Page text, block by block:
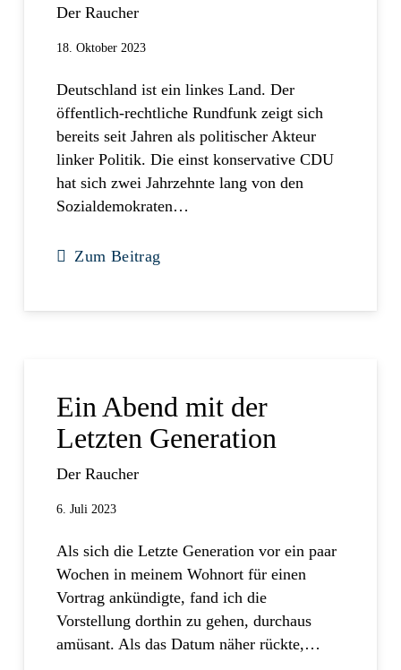
Der Raucher
18. Oktober 2023
Deutschland ist ein linkes Land. Der
öffentlich-rechtliche Rundfunk zeigt sich
bereits seit Jahren als politischer Akteur
linker Politik. Die einst konservative CDU
hat sich zwei Jahrzehnte lang von den
Sozialdemokraten…
Zum Beitrag
Ein Abend mit der
Letzten Generation
Der Raucher
6. Juli 2023
Als sich die Letzte Generation vor ein paar
Wochen in meinem Wohnort für einen
Vortrag ankündigte, fand ich die
Vorstellung dorthin zu gehen, durchaus
amüsant. Als das Datum näher rückte,…